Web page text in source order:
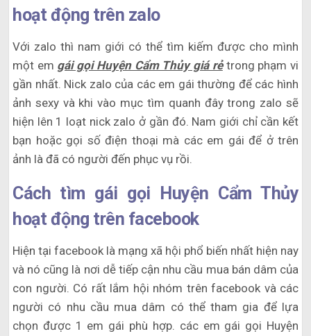
hoạt động trên zalo
Với zalo thì nam giới có thể tìm kiếm được cho mình
một em gái gọi Huyện Cẩm Thủy giá rẻtrong phạm vi
gần nhất. Nick zalo của các em gái thường để các hình
ảnh sexy và khi vào mục tìm quanh đây trong zalo sẽ
hiện lên 1 loạt nick zalo ở gần đó. Nam giới chỉ cần kết
bạn hoặc gọi số điện thoại mà các em gái để ở trên
ảnh là đã có người đến phục vụ rồi.
Cách tìm gái gọi Huyện Cẩm Thủy
hoạt động trên facebook
Hiện tại facebook là mạng xã hội phổ biến nhất hiện nay
và nó cũng là nơi dễ tiếp cận nhu cầu mua bán dâm của
con người. Có rất lắm hội nhóm trên facebook và các
người có nhu cầu mua dâm có thể tham gia để lựa
chọn được 1 em gái phù hợp. các em gái gọi Huyện